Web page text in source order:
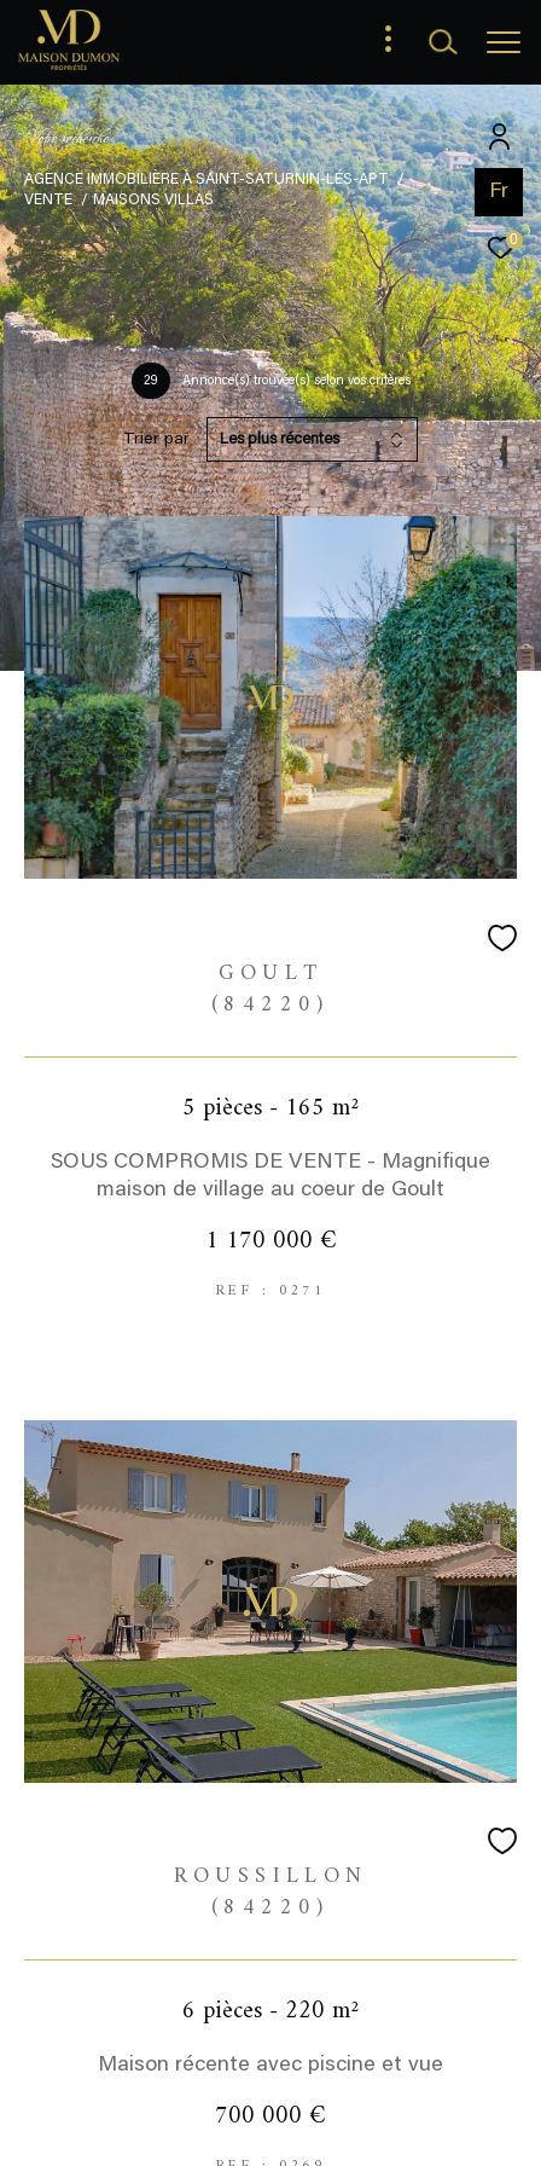
Fr
0
Votrerecherche
AGENCE IMMOBILIÈRE À SAINT-SATURNIN-LÉS-APT
VENTE
MAISONS VILLAS
29 Annonce(s) trouvée(s) selon vos critères
Trier par Les plus récentes
GOULT
(84220)
5 pièces - 165 m²
SOUS COMPROMIS DE VENTE - Magnifique
maison de village au coeur de Goult
1 170 000 €
REF : 0271
ROUSSILLON
(84220)
6 pièces - 220 m²
Maison récente avec piscine et vue
700 000 €